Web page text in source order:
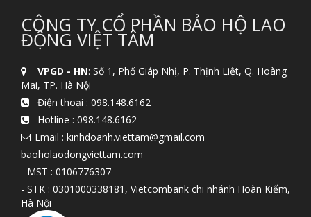
CÔNG TY CỔ PHẦN BẢO HỘ LAO
ĐỘNG VIỆT TÂM
VPGD - HN: Số 1, Phố Giáp Nhị, P. Thịnh Liệt, Q. Hoàng
Mai, TP. Hà Nội
Điện thoại : 098.148.6162
Hotline : 098.148.6162
Email : kinhdoanh.viettam@gmail.com
baoholaodongviettam.com
- MST : 0106776307
- STK : 0301000338181, Vietcombank chi nhánh Hoàn Kiếm,
Hà Nội